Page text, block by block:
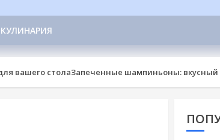
КУЛИНАРИЯ
вашего столаЗапеченные шампиньоны: